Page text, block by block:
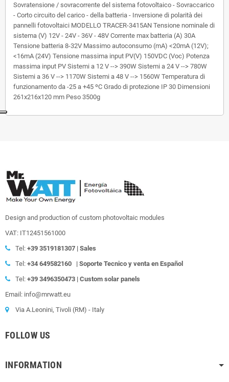
Sovratensione / sovracorrente del sistema fotovoltaico - Sovraccarico
- Corto circuito del carico - della batteria - Inversione di polarità dei
pannelli fotovoltaici MODELLO TRACER-3415AN Tensione nominale di
sistema (V) 12V - 24V - 36V - 48V Corrente max batteria (A) 30A
Tensione batteria 8-32V Massimo autoconsumo (mA) <20mA (12V);
<16mA (24V) Tensione massima input PV(V) 150VDC (Voc) Potenza
massima input PV Sistemi a 12 V --> 390W Sistemi a 24 V --> 780W
Sistemi a 36 V --> 1170W Sistemi a 48 V --> 1560W Temperatura di
funzionamento da -25 a +45 ºC Grado di protezione IP 30 Dimensioni
261x216x120 mm Peso 3500g
Design and production of custom photovoltaic modules
VAT: IT12451561000
Tel: +39 3519181307 | Sales
Tel: +34 649582160 | Soporte Tecnico y venta en Español
Tel: +39 3496350473 | Custom solar panels
Email: info@mrwatt.eu
Via A.Leonini, Tivoli (RM) - Italy
FOLLOW US
INFORMATION